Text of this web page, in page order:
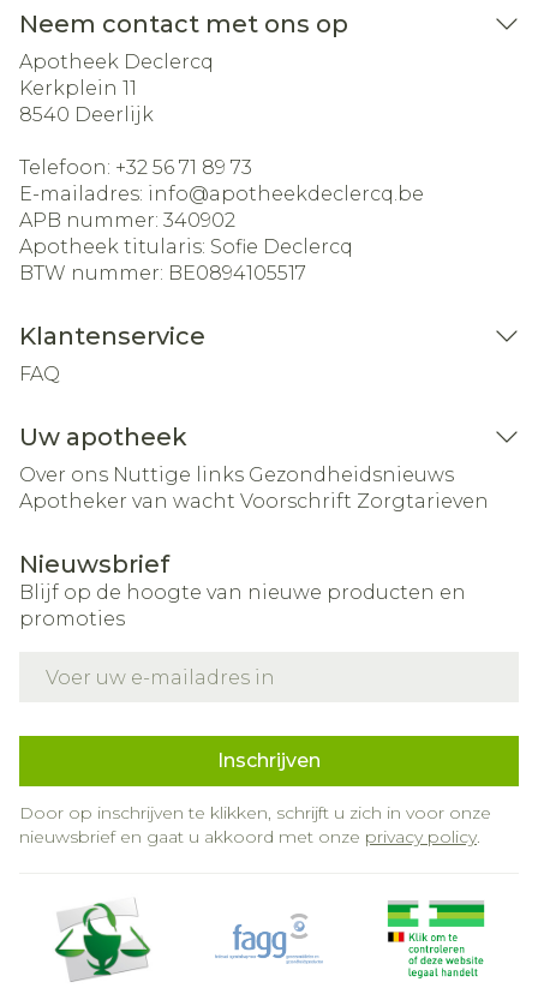
Neem contact met ons op
Apotheek Declercq
Kerkplein 11
8540 Deerlijk
Telefoon: +32 56 71 89 73
E-mailadres: info@apotheekdeclercq.be
APB nummer: 340902
Apotheek titularis: Sofie Declercq
BTW nummer: BE0894105517
Klantenservice
FAQ
Uw apotheek
Over ons Nuttige links Gezondheidsnieuws
Apotheker van wacht Voorschrift Zorgtarieven
Nieuwsbrief
Blijf op de hoogte van nieuwe producten en
promoties
Inschrijven
Door op inschrijven te klikken, schrijft u zich in voor onze
nieuwsbrief en gaat u akkoord met onze privacy policy.